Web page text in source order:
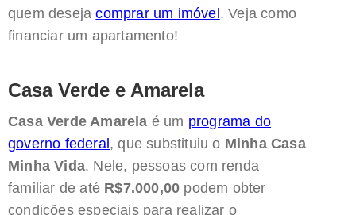
quem desejacomprar um imóvel . Veja como
financiar um apartamento!
Casa Verde e Amarela
Casa Verde Amarela é um programa do
governo federal , que substituiu o Minha Casa
Minha Vida. Nele, pessoas com renda
familiar de até R$7.000,00 podem obter
condições especiais para realizar o